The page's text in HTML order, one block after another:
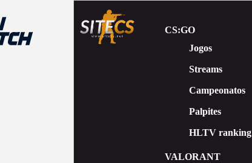
CS:GO
Jogos
Streams
Сampeonatos
Palpites
HLTV ranking
VALORANT